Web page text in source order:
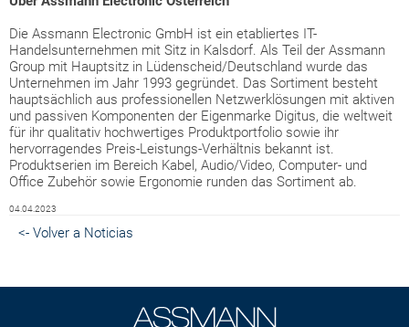
Die Assmann Electronic GmbH ist ein etabliertes IT-
Handelsunternehmen mit Sitz in Kalsdorf. Als Teil der Assmann
Group mit Hauptsitz in Lüdenscheid/Deutschland wurde das
Unternehmen im Jahr 1993 gegründet. Das Sortiment besteht
hauptsächlich aus professionellen Netzwerklösungen mit aktiven
und passiven Komponenten der Eigenmarke Digitus, die weltweit
für ihr qualitativ hochwertiges Produktportfolio sowie ihr
hervorragendes Preis-Leistungs-Verhältnis bekannt ist.
Produktserien im Bereich Kabel, Audio/Video, Computer- und
Office Zubehör sowie Ergonomie runden das Sortiment ab.
04.04.2023
<- Volver a Noticias